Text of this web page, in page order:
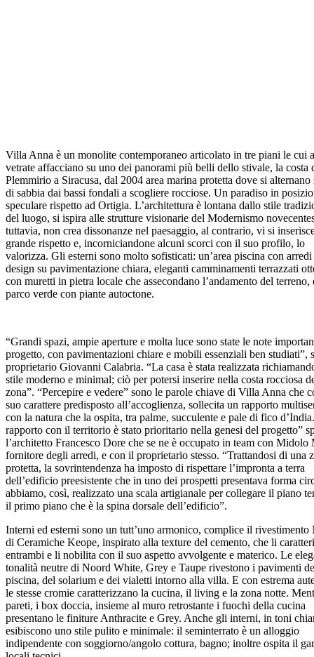
Villa Anna è un monolite contemporaneo articolato in tre piani le cui
vetrate affacciano su uno dei panorami più belli dello stivale, la costa
Plemmirio a Siracusa, dal 2004 area marina protetta dove si alternano
di sabbia dai bassi fondali a scogliere rocciose. Un paradiso in
speculare rispetto ad Ortigia. L’architettura è lontana dallo stile
del luogo, si ispira alle strutture visionarie del Modernismo
tuttavia, non crea dissonanze nel paesaggio, al contrario, vi si
grande rispetto e, incorniciandone alcuni scorci con il suo profilo, lo
valorizza. Gli esterni sono molto sofisticati: un’area piscina con
design su pavimentazione chiara, eleganti camminamenti terrazzati
con muretti in pietra locale che assecondano l’andamento del terreno,
parco verde con piante autoctone.
“Grandi spazi, ampie aperture e molta luce sono state le note
progetto, con pavimentazioni chiare e mobili essenziali ben studiati”,
proprietario Giovanni Calabria. “La casa è stata realizzata
stile moderno e minimal; ciò per potersi inserire nella costa rocciosa
zona”. “Percepire e vedere” sono le parole chiave di Villa Anna che
suo carattere predisposto all’accoglienza, sollecita un rapporto
con la natura che la ospita, tra palme, succulente e pale di fico
rapporto con il territorio è stato prioritario nella genesi del progetto”
l’architetto Francesco Dore che se ne è occupato in team con
fornitore degli arredi, e con il proprietario stesso. “Trattandosi di una
protetta, la sovrintendenza ha imposto di rispettare l’impronta a terra
dell’edificio preesistente che in uno dei prospetti presentava forma
abbiamo, così, realizzato una scala artigianale per collegare il piano
il primo piano che è la spina dorsale dell’edificio”.
Interni ed esterni sono un tutt’uno armonico, complice il rivestimento
di Ceramiche Keope, inspirato alla texture del cemento, che li
entrambi e li nobilita con il suo aspetto avvolgente e materico. Le
tonalità neutre di Noord White, Grey e Taupe rivestono i pavimenti
piscina, del solarium e dei vialetti intorno alla villa. E con estrema
le stesse cromie caratterizzano la cucina, il living e la zona notte.
pareti, i box doccia, insieme al muro retrostante i fuochi della cucina
presentano le finiture Anthracite e Grey. Anche gli interni, in toni
esibiscono uno stile pulito e minimale: il seminterrato è un alloggio
indipendente con soggiorno/angolo cottura, bagno; inoltre ospita il